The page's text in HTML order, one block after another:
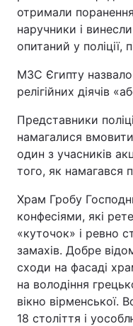
Цікавинки
Відео з Youtube
Інтерв'ю
Архів
Контакти
ПОСЛУГИ
Реклама на сайті
Моніторинг
отримали
наручники і
опитаний у поліції,
МЗС Єгипту
релігійних діячів
Представники
намагалися
один з учасників
того, як намагався
Храм Гробу
конфесіями, які
«куточок» і ревно
замахів. Добре
сходи на фасаді
на володіння
вікно вірменської.
18 століття і